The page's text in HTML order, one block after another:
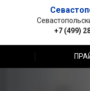
+7 (499)